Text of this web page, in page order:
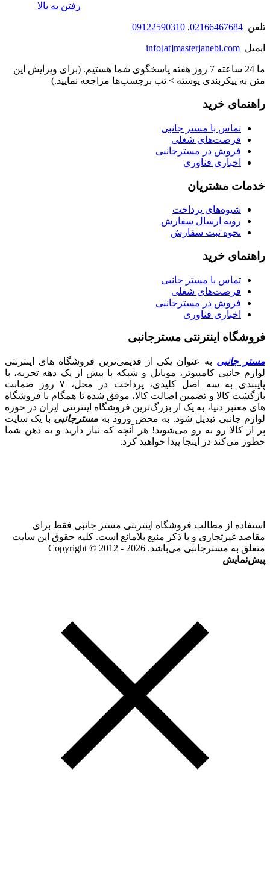
رفتن به بالا
تلفن 02166467684
,
09122590310
ایمیل info[at]masterjanebi.com
ما 24 ساعته 7 روز هفته پاسخگوی شما هستیم. (برای ویرایش این
متن به پیکربندی پوسته > تب برچسب‌ها مراجعه نمایید.)
راهنمای خرید
تماس با مستر جانبی
فرصت‌های شغلی
فروش در مسترجانبی
اخباری فناوری
خدمات مشتریان
شیوه‌های پرداخت
رویه ارسال سفارش
نحوه ثبت سفارش
راهنمای خرید
تماس با مستر جانبی
فرصت‌های شغلی
فروش در مسترجانبی
اخباری فناوری
فروشگاه اینترنتی مسترجانبی
مستر جانبی به عنوان یکی از قدیمی‌ترین فروشگاه های اینترنتی
لوازم جانبی کامپیوتر، موبایل و شبکه با بیش از یک دهه تجربه، با
پایبندی به سه اصل کلیدی، پرداخت در محل، ۷ روز ضمانت
بازگشت کالا و تضمین اصالت کالا، موفق شده تا همگام با فروشگاه‌
های معتبر دنیا، به یک از بزرگ‌ترین فروشگاه اینترنتی ایران در حوزه
لوازم جانبی تبدیل شود. به محض ورود به مسترجانبی با یک سایت
پر از کالا رو به رو می‌شوید! هر آنچه که نیاز دارید و به ذهن شما
خطور می‌کند در اینجا پیدا خواهید کرد.
استفاده از مطالب فروشگاه اینترنتی مستر جانبی فقط برای
مقاصد غیرتجاری و با ذکر منبع بلامانع است. کلیه حقوق این سایت
متعلق به مسترجانبی می‌باشد. Copyright © 2012 - 2026
پیش‌نمایش